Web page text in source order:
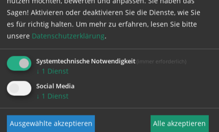
"Wasserwerk finanziert und nachhaltig aufgestellt"
06.07.2026 20:43
Caritas-Österreich-Vizepräsident Alexander Bodmann im
Kathpress-Gespräch über ein...
FOTO
Sagen! Aktivieren oder deaktivieren Sie die Dienste, wie Sie
es für richtig halten. Um mehr zu erfahren, lesen Sie bitte
unsere Datenschutzerklärung.
Systemtechnische Notwendigkeit (immer erforderlich)
↓ 1 Dienst
Social Media
↓ 1 Dienst
Ausgewählte akzeptieren Alle akzeptieren